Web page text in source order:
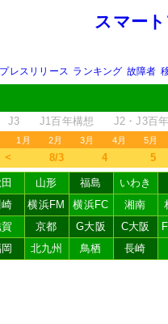
スマー
プレスリリース ランキング 故障者
J3 J1百年構想 J2・J3百
1月 2月 3月 4月 5月
＜ 8/3 4 5
山形 福島
いわき
崎 横浜FM 横浜FC 湘南
京都 G大阪 C大阪
北九州 鳥栖 長崎